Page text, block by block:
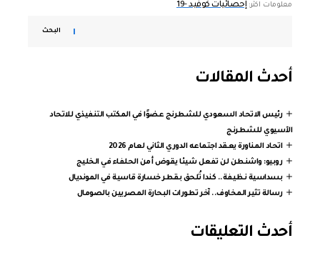
معلومات اكثر:إحصائيات كوفيد -19
البحث
أحدث المقالات
رئيس الاتحاد السعودي للشطرنج عضوًا في المكتب التنفيذي للاتحاد
الآسيوي للشطرنج
اتحاد المناورة يعقد اجتماعه الدوري الثاني لعام 2026
روبيو: واشنطن لن تفعل شيئا يقوض أمن الحلفاء في الخليج
بسداسية نظيفة.. كندا تُلحق بقطر خسارة قاسية في المونديال
رسالة تثير المخاوف.. آخر تطورات البحارة المصريين بالصومال
أحدث التعليقات